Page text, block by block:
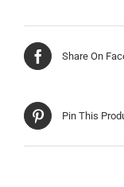
Share On
Pin This